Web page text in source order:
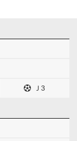
Ｊ3